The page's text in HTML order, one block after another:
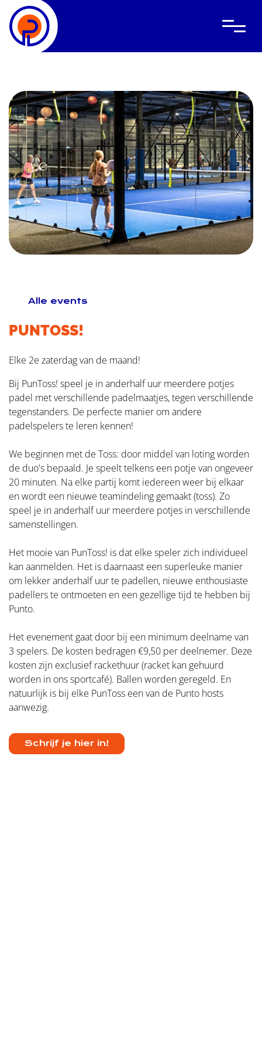
Wat is padel
Lessen
Clubevents
Bedrijfsevents
Locatie
Over ons
Alle events
PUNTOSS!
Elke 2e zaterdag van de maand!
Bij PunToss! speel je in anderhalf uur meerdere potjes
padel met verschillende padelmaatjes, tegen verschillende
tegenstanders. De perfecte manier om andere
padelspelers te leren kennen!
We beginnen met de Toss: door middel van loting worden
de duo's bepaald. Je speelt telkens een potje van ongeveer
20 minuten. Na elke partij komt iedereen weer bij elkaar
en wordt een nieuwe teamindeling gemaakt (toss). Zo
speel je in anderhalf uur meerdere potjes in verschillende
samenstellingen.
Het mooie van PunToss! is dat elke speler zich individueel
kan aanmelden. Het is daarnaast een superleuke manier
om lekker anderhalf uur te padellen, nieuwe enthousiaste
padellers te ontmoeten en een gezellige tijd te hebben bij
Punto.
Het evenement gaat door bij een minimum deelname van
3 spelers. De kosten bedragen €9,50 per deelnemer. Deze
kosten zijn exclusief rackethuur (racket kan gehuurd
worden in ons sportcafé). Ballen worden geregeld. En
natuurlijk is bij elke PunToss een van de Punto hosts
aanwezig.
Schrijf je hier in!